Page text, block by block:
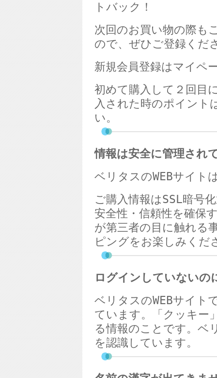
トバック！
次回のお買い物の際も
ので、ぜひご登録くだ
新規会員登録はマイペ
初めて購入して２回目
入された時のポイント
い。
情報は安全に管理され
ベリタスのWEBサイト
ご購入情報はSSL暗号
安全性・信頼性を確保
が第三者の目に触れる
ピングをお楽しみくだ
ログインしていないの
ベリタスのWEBサイト
ています。「クッキー
る情報のことです。ベ
を認識しています。